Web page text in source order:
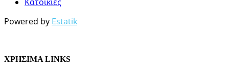
Powered by Estatik
ΧΡΗΣΙΜΑ LINKS